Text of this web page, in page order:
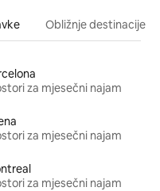
Obližnje destinacije
za mjesečni najam
za mjesečni najam
za mjesečni najam